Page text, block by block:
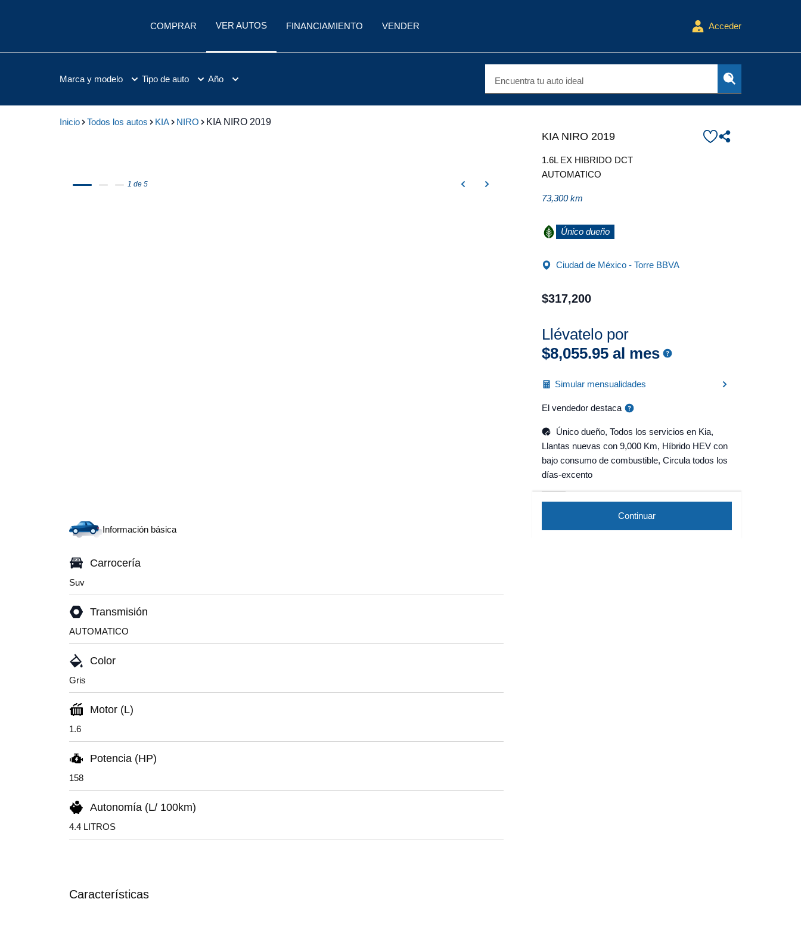
COMPRAR VER AUTOS FINANCIAMIENTO VENDER Acceder
Marca y modelo Tipo de auto Año Encuentra tu auto ideal
Inicio Todos los autos KIA NIRO KIA NIRO 2019
1 de 5
KIA NIRO 2019
1.6L EX HIBRIDO DCT
AUTOMATICO
73,300 km
Único dueño
Ciudad de México - Torre BBVA
$317,200
Llévatelo por
$8,055.95al mes
Simular mensualidades
El vendedor destaca
Único dueño, Todos los servicios en Kia,
Llantas nuevas con 9,000 Km, Híbrido HEV con
bajo consumo de combustible, Circula todos los
días-excento
Continuar
Información básica
Carrocería
Suv
Transmisión
AUTOMATICO
Color
Gris
Motor (L)
1.6
Potencia (HP)
158
Autonomía (L/ 100km)
4.4 LITROS
Características